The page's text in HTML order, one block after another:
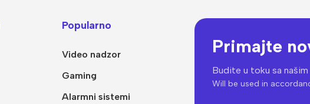
NVR snimači
POE switchevi
Popularno
Video nadzor
Gaming
Alarmni sistemi
Primajte
Budite u toku sa našim
Will be used in